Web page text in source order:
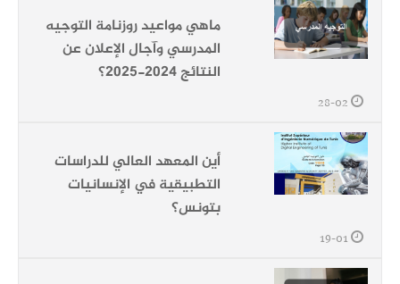
ماهي مواعيد روزنامة التوجيه
المدرسي وآجال الإعلان عن
النتائج 2024-2025؟
أين المعهد العالي للدراسات
التطبيقية في الإنسانيات
بتونس؟